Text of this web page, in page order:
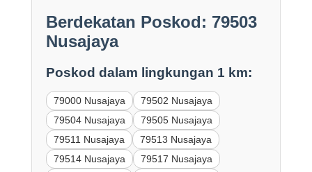
Berdekatan Poskod: 79503
Nusajaya
Poskod dalam lingkungan 1 km:
79000 Nusajaya
79502 Nusajaya
79504 Nusajaya
79505 Nusajaya
79511 Nusajaya
79513 Nusajaya
79514 Nusajaya
79517 Nusajaya